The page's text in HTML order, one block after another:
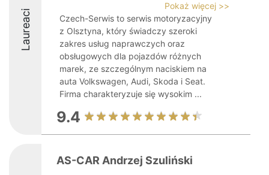
Laureaci
Pokaż więcej >>
Czech-Serwis to serwis motoryzacyjny
z Olsztyna, który świadczy szeroki
zakres usług naprawczych oraz
obsługowych dla pojazdów różnych
marek, ze szczególnym naciskiem na
auta Volkswagen, Audi, Skoda i Seat.
Firma charakteryzuje się wysokim ...
9.4
AS-CAR Andrzej Szuliński